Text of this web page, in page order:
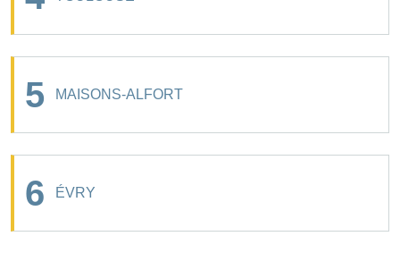
5 MAISONS-ALFORT
6 ÉVRY